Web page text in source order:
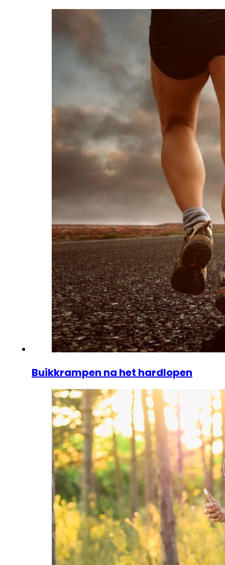
Buikkrampen na het hardlopen